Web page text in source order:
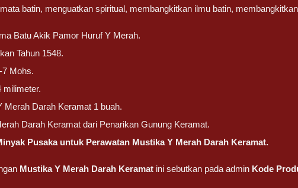
batin, menguatkan spiritual, membangkitkan ilmu batin,
Batu Akik Pamor Huruf Y Merah.
Tahun 1548.
7 Mohs.
milimeter.
Merah Darah Keramat 1 buah.
Darah Keramat dari Penarikan Gunung Keramat.
Pusaka untuk Perawatan Mustika Y Merah Darah Keramat.
Mustika Y Merah Darah Keramat ini sebutkan pada admin Kode